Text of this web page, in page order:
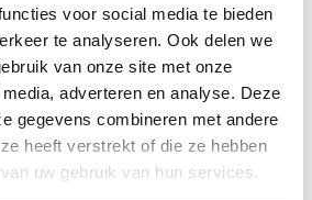
voor social media te bieden
te analyseren. Ook delen we
van onze site met onze
adverteren en analyse. Deze
gegevens combineren met andere
heeft verstrekt of die ze hebben
uw gebruik van hun services.
niet, want wil er nu niet
tussen de bomen?
outdoor, hebben we ook heel
indoor: zaalvoetbal, volleybal,
badminton, freerunning, dans,
trampoline, toestelturnen,
allemaal in onze sporthal.